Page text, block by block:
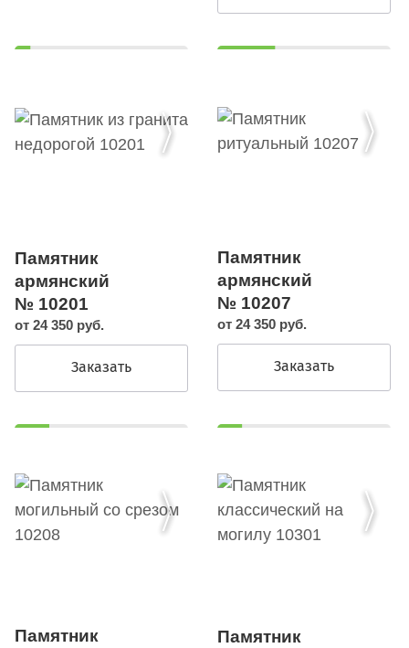
Памятник
армянский
№ 10201
от 24 350 руб.
Заказать
Памятник
армянский
№ 10207
от 24 350 руб.
Заказать
Памятник
Памятник